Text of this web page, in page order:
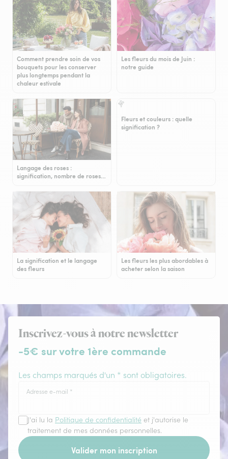
Comment prendre soin de vos
bouquets pour les conserver
plus longtemps pendant la
chaleur estivale
Les fleurs du mois de Juin :
notre guide
Langage des roses :
signification, nombre de roses…
Fleurs et couleurs : quelle
signification ?
La signification et le langage
des fleurs
Les fleurs les plus abordables à
acheter selon la saison
Inscrivez-vous à notre newsletter
-5€ sur votre 1ère commande
Les champs marqués d'un * sont obligatoires.
Adresse e-mail *
J'ai lu la Politique de confidentialité et j'autorise le
traitement de mes données personnelles.
Valider mon inscription